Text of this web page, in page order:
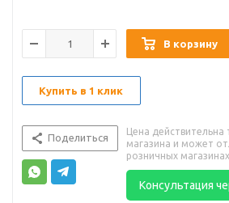
В корзину
Купить в 1 клик
Поделиться
Цена
магазина и может
розничных магазинах
Консультация